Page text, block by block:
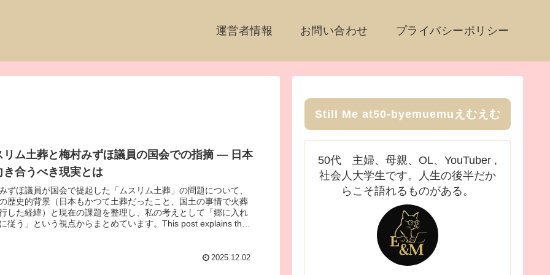
運営者情報 お問い合わせ プライバシーポリシー
リム土葬と梅村みずほ議員の国会での指摘 ― 日本
き合うべき現実とは
ずほ議員が国会で提起した「ムスリム土葬」の問題について、
歴史的背景（日本もかつて土葬だったこと、国土の事情で火葬
した経緯）と現在の課題を整理し、私の考えとして「郷に入れ
従う」という視点からまとめています。This post explains the
land and sanitation issues, and includes my personal view that
2025.12.02
Still Me at50-byemuemuえむえむ
50代 主婦、母親、OL、YouTuber ,
社会人大学生です。人生の後半だか
らこそ語れるものがある。